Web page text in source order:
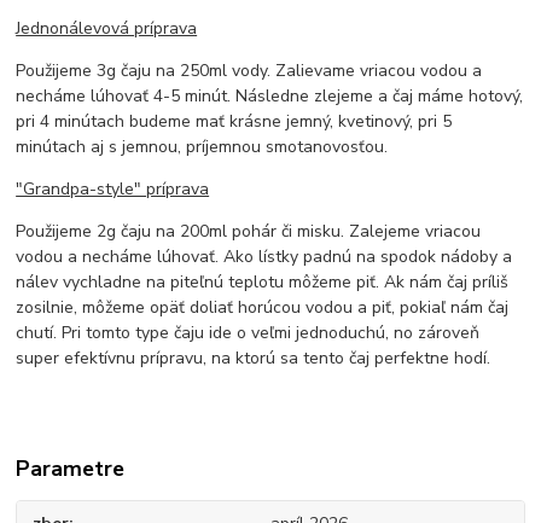
Jednonálevová príprava
Použijeme 3g čaju na 250ml vody. Zalievame vriacou vodou a
necháme lúhovať 4-5 minút. Následne zlejeme a čaj máme hotový,
pri 4 minútach budeme mať krásne jemný, kvetinový, pri 5
minútach aj s jemnou, príjemnou smotanovosťou.
"Grandpa-style" príprava
Použijeme 2g čaju na 200ml pohár či misku. Zalejeme vriacou
vodou a necháme lúhovať. Ako lístky padnú na spodok nádoby a
nálev vychladne na piteľnú teplotu môžeme piť. Ak nám čaj príliš
zosilnie, môžeme opäť doliať horúcou vodou a piť, pokiaľ nám čaj
chutí. Pri tomto type čaju ide o veľmi jednoduchú, no zároveň
super efektívnu prípravu, na ktorú sa tento čaj perfektne hodí.
Parametre